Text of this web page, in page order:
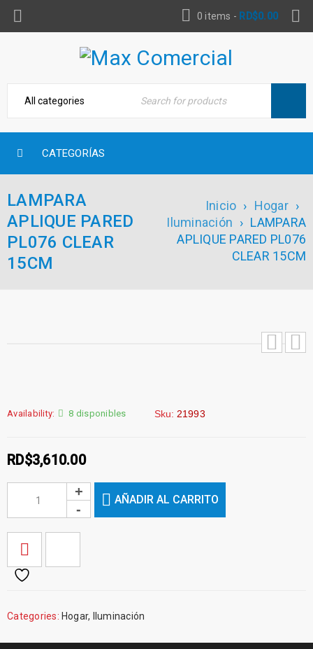
0 items - RD$0.00
CATEGORÍAS
LAMPARA
APLIQUE PARED
PL076 CLEAR
15CM
Inicio › Hogar ›
Iluminación › LAMPARA
APLIQUE PARED PL076
CLEAR 15CM
Availability: 8 disponibles Sku: 21993
RD$3,610.00
AÑADIR AL CARRITO
Categories: Hogar, Iluminación